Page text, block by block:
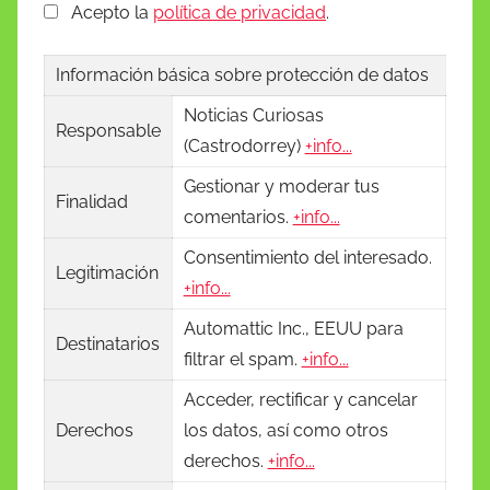
Acepto la política de privacidad.
Información básica sobre protección de datos
Responsable
Noticias Curiosas
(Castrodorrey) +info...
Finalidad
Gestionar y moderar tus
comentarios. +info...
Legitimación
Consentimiento del interesado.
+info...
Destinatarios
Automattic Inc., EEUU para
filtrar el spam. +info...
Derechos
Acceder, rectificar y cancelar
los datos, así como otros
derechos. +info...